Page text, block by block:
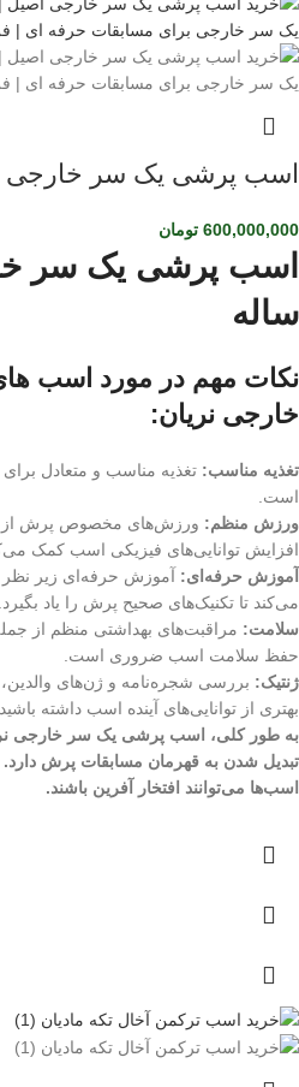
اسب پرشی یک سر خارجی
600,000,000 تومان
ساله
نکات مهم در مورد اسب
خارجی نریان:
تغذیه مناسب: تغذیه مناسب و متعادل
است.
ورزش منظم: ورزش‌های مخصوص پرش از
افزایش توانایی‌های فیزیکی اسب کمک
آموزش حرفه‌ای: آموزش حرفه‌ای زیر نظر
می‌کند تا تکنیک‌های صحیح پرش را یاد بگیرد.
سلامت: مراقبت‌های بهداشتی منظم از
حفظ سلامت اسب ضروری است.
ژنتیک: بررسی شجره‌نامه و ژن‌های
بهتری از توانایی‌های آینده اسب داشته باشید.
به طور کلی، اسب پرشی یک سر خارجی
تبدیل شدن به قهرمان مسابقات پرش
اسب‌ها می‌توانند افتخار آفرین باشند.